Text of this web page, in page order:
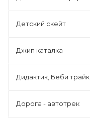
Детский скейт
Джип каталка
Дидактик, Беби трайк
Дорога - автотрек